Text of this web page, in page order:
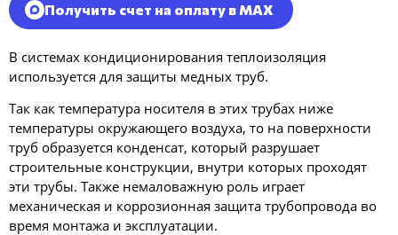
Получить счет на оплату в MAX
В системах кондиционирования теплоизоляция
используется для защиты медных труб.
Так как температура носителя в этих трубах ниже
температуры окружающего воздуха, то на поверхности
труб образуется конденсат, который разрушает
строительные конструкции, внутри которых проходят
эти трубы. Также немаловажную роль играет
механическая и коррозионная защита трубопровода во
время монтажа и эксплуатации.